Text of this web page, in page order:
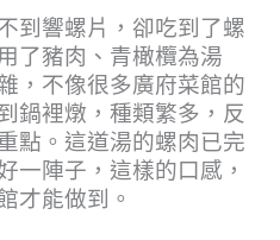
到響螺片，卻吃到了螺
了豬肉、青橄欖為湯
，不像很多廣府菜館的
鍋裡燉，種類繁多，反
點。這道湯的螺肉已完
一陣子，這樣的口感，
才能做到。